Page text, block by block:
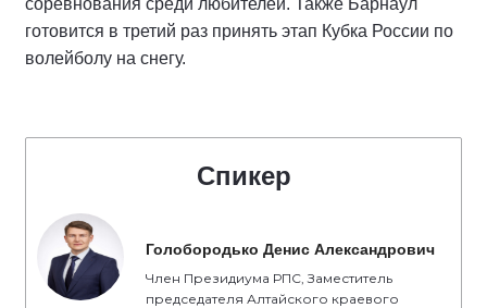
соревнования среди любителей. Также Барнаул
готовится в третий раз принять этап Кубка России по
волейболу на снегу.
Спикер
Голобородько Денис Александрович
Член Президиума РПС, Заместитель
председателя Алтайского краевого